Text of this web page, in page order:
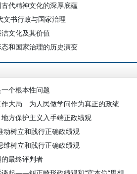
代精神文化的深厚底蕴
文书行政与国家治理
文化及其价值
和国家治理的历史演变
个根本性问题
作大局 为人民做学问作为真正的政绩
方保护主义入手端正政绩观
动树立和践行正确政绩观
维树立和践行正确政绩观
最终评判者